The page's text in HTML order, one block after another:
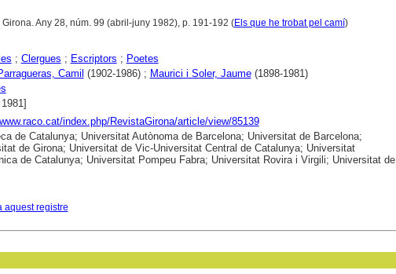
Girona. Any 28, núm. 99 (abril-juny 1982), p. 191-192 (Els que he trobat pel camí)
; Clergues ; Escriptors ; Poetes
Camil (1902-1986) ; Maurici i Soler, Jaume(1898-1981)
index.php/RevistaGirona/article/view/85139
de Catalunya; Universitat Autònoma de Barcelona; Universitat de Barcelona;
de Girona; Universitat de Vic-Universitat Central de Catalunya; Universitat
de Catalunya; Universitat Pompeu Fabra; Universitat Rovira i Virgili; Universitat de
aquest registre